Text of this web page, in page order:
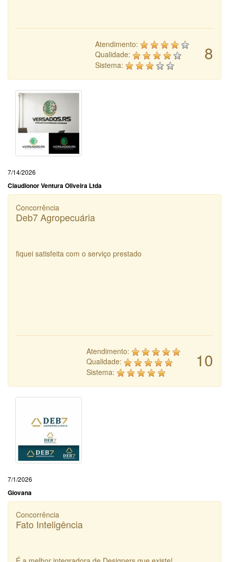
8
Atendimento:
Qualidade:
Sistema:
7/14/2026
Claudionor Ventura Oliveira Ltda
Concorrência
Deb7 Agropecuária
fiquei satisfeita com o serviço prestado
10
Atendimento:
Qualidade:
Sistema:
7/1/2026
Giovana
Concorrência
Fato Inteligência